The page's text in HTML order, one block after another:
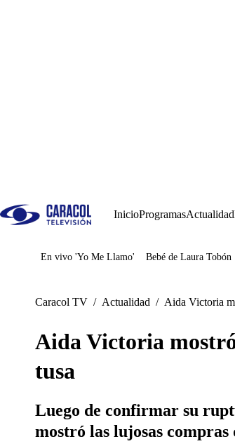
InicioProgramasActualidad
Juegos
En vivo 'Yo Me Llamo' Bebé de Laura Tobón
Caracol TV / Actualidad / Aida Victoria
Aida Victoria
tusa
Luego de confirmar su
mostró las lujosas